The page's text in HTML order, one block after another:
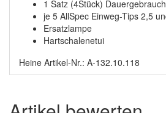
1 Satz (4Stück)
je 5 AllSpec Einweg-Tips 2,5
Ersatzlampe
Hartschalenetui
Heine Artikel-Nr.: A-132.10.118